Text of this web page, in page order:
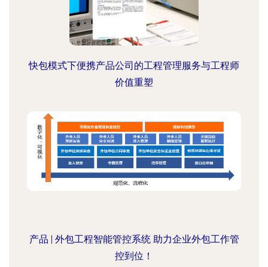
快包模式下便携产品公司的工程管理服务与工程师
价值重塑
产品 | 外包工程智能管控系统 助力企业外包工作管
控到位！